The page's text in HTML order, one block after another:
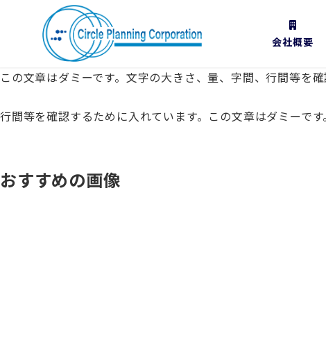
会社概要
この文章はダミーです。文字の大きさ、量、字間、行間等を
行間等を確認するために入れています。この文章はダミーで
おすすめの画像